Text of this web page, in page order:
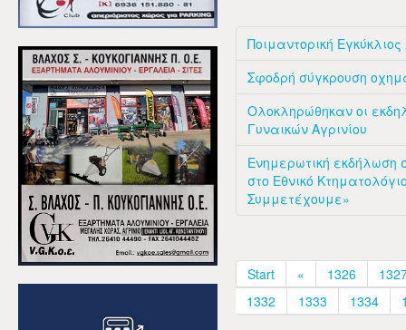
Ποιμαντορική
Σφοδρή σύγκρουση
Ολοκληρώθηκαν οι
Γυναικών Αγρινίου
Ενημερωτική εκδήλωση
στο Εθνικό
Συμμετέχουμε»
Start « 1326
1332
1333 1334